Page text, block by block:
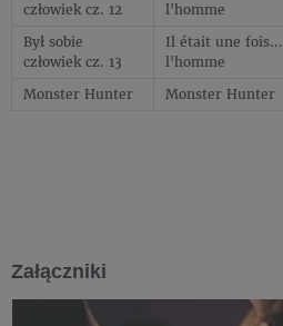
człowiek cz. 12
l'homme
Był sobie
człowiek cz. 13
Il était une fois...
l'homme
Monster Hunter
Monster Hunter
Załączniki